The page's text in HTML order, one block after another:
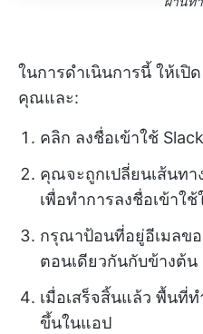
ในการดำเนินการนี้ ให้เปิ
คุณและ:
คลิก ลงชื่อเข้าใช้ Slack
คุณจะถูกเปลี่ยนเส้นทา
เพื่อทำการลงชื่อเข้าใ
กรุณาป้อนที่อยู่อีเมลข
ตอนเดียวกันกับข้างต้น
เมื่อเสร็จสิ้นแล้ว พื้นที่
ขึ้นในแอป